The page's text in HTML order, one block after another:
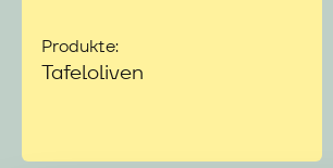
Produkte:
Tafeloliven